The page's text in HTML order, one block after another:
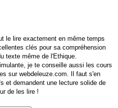
le lire exactement en même temps
clés pour sa compréhension
texte même de l'Ethique.
je te conseille aussi les cours
sur webdeleuze.com. Il faut s'en
et demandent une lecture solide de
de les lire !